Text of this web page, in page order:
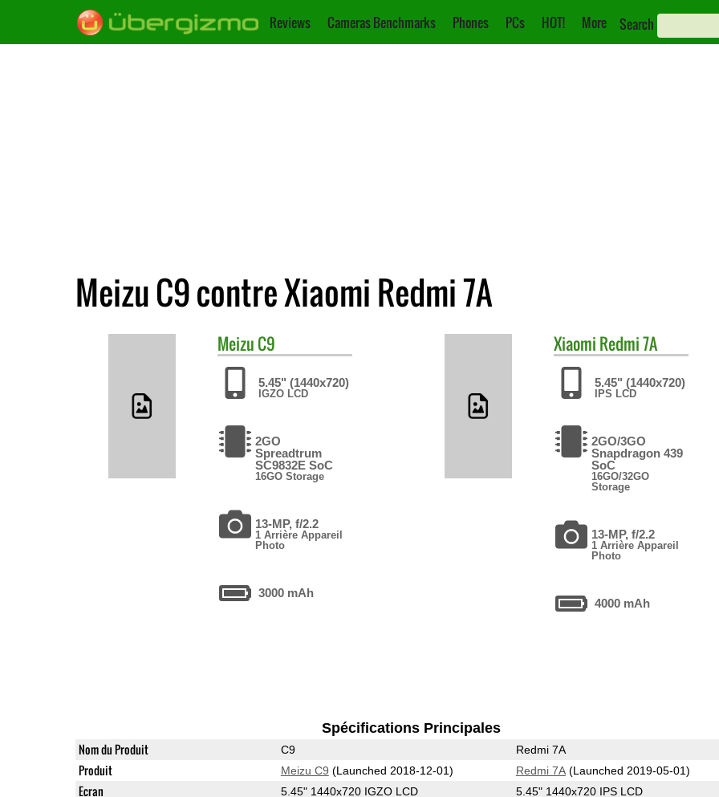
Reviews Cameras Benchmarks Phones PCs HOT! More Search
Meizu C9 contre Xiaomi Redmi 7A
Meizu C9
5.45" (1440x720)
IGZO LCD
2GO
Spreadtrum
SC9832E SoC
16GO Storage
13-MP, f/2.2
1 Arrière Appareil
Photo
3000 mAh
Xiaomi Redmi 7A
5.45" (1440x720)
IPS LCD
2GO/3GO
Snapdragon 439
SoC
16GO/32GO
Storage
13-MP, f/2.2
1 Arrière Appareil
Photo
4000 mAh
Spécifications Principales
Nom du Produit C9 Redmi 7A
Produit Meizu C9 (Launched 2018-12-01) Redmi 7A(Launched 2019-05-01)
Ecran 5.45" 1440x720 IGZO LCD 5.45" 1440x720 IPS LCD